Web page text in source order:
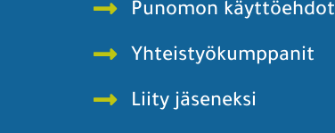
Punomon käyttöehdot
Yhteistyökumppanit
Liity jäseneksi